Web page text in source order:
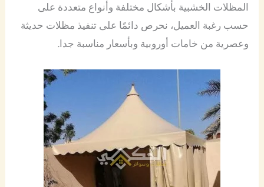
المظلات الخشبية بأشكال مختلفة وأنواع متعددة على
حسب رغبة العميل، نحرص دائمًا على تنفيذ مظلات حديثة
وعصرية من خامات أوروبية وبأسعار مناسبة جدا.